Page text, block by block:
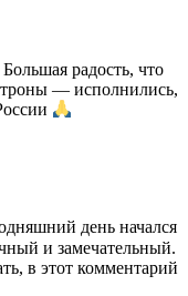
радость, что
— исполнились,
день начался
и замечательный.
в этот комментарий